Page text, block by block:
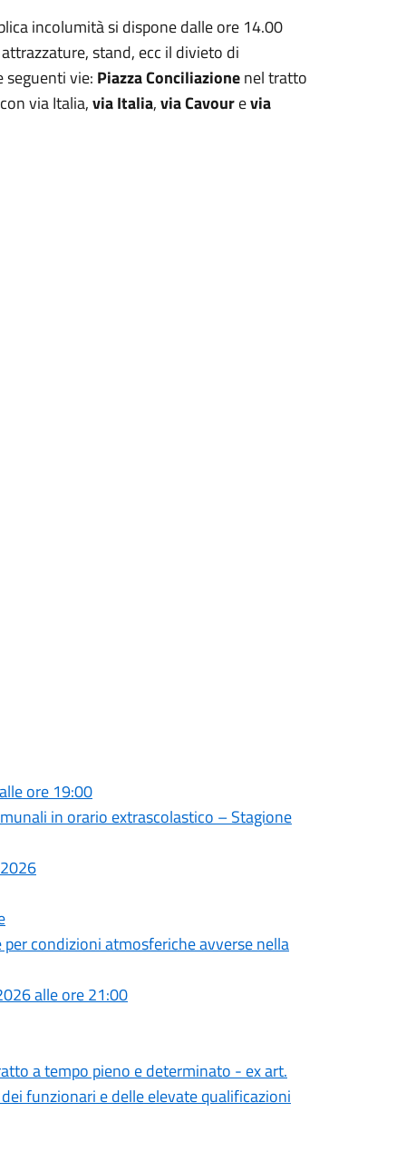
incolumità si dispone dalle ore 14.00
stand, ecc il divieto di
vie: Piazza Conciliazionenel tratto
via Italia,via Italia,via Cavourevia
ore 19:00
in orario extrascolastico – Stagione
condizioni atmosferiche avverse nella
alle ore 21:00
a tempo pieno e determinato - ex art.
funzionari e delle elevate qualificazioni